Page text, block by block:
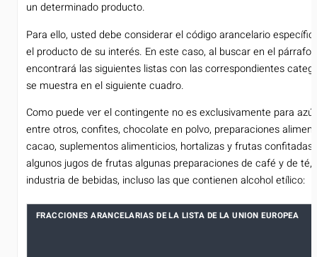
un determinado producto.
Para ello, usted debe considerar el código arancelario
el producto de su interés. En este caso, al buscar en el párrafo
encontrará las siguientes listas con las correspondientes
se muestra en el siguiente cuadro.
Como puede ver el contingente no es exclusivamente para
entre otros, confites, chocolate en polvo, preparaciones
cacao, suplementos alimenticios, hortalizas y frutas
algunos jugos de frutas algunas preparaciones de café y de té,
industria de bebidas, incluso las que contienen alcohol etílico:
FRACCIONES ARANCELARIAS DE LA LISTA DE LA UNION EUROPEA